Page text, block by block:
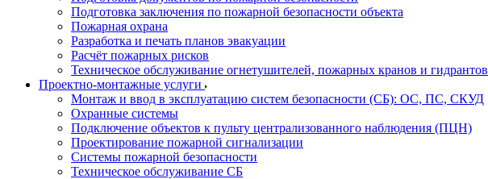
Подготовка заключения по пожарной безопасности объекта
Пожарная охрана
Разработка и печать планов эвакуации
Расчёт пожарных рисков
Техническое обслуживание огнетушителей, пожарных кранов и гидрантов
Проектно-монтажные услуги
Монтаж и ввод в эксплуатацию систем безопасности (СБ): ОС, ПС, СКУД
Охранные системы
Подключение объектов к пульту централизованного наблюдения (ПЦН)
Проектирование пожарной сигнализации
Системы пожарной безопасности
Техническое обслуживание СБ